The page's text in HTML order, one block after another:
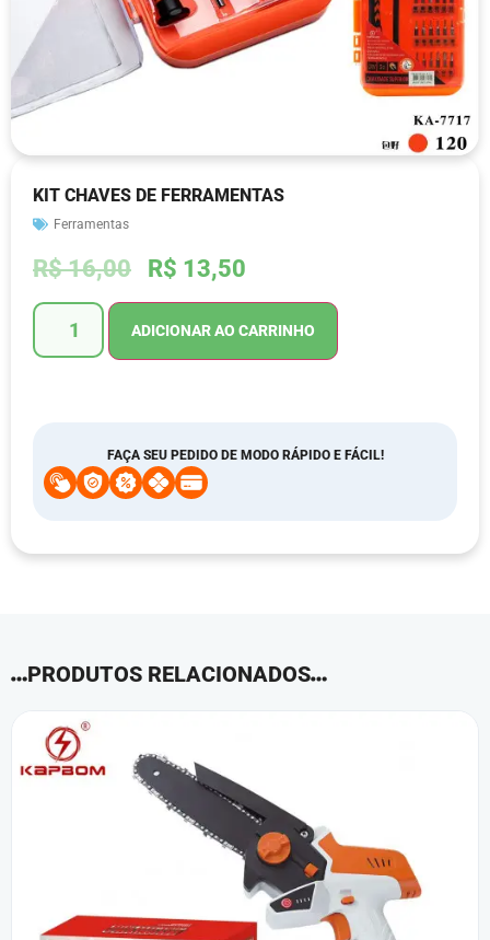
KIT CHAVES DE FERRAMENTAS
Ferramentas
R$16,00 R$ 13,50
ADICIONAR AO CARRINHO
FAÇA SEU PEDIDO DE MODO RÁPIDO E FÁCIL!
PRODUTOS RELACIONADOS